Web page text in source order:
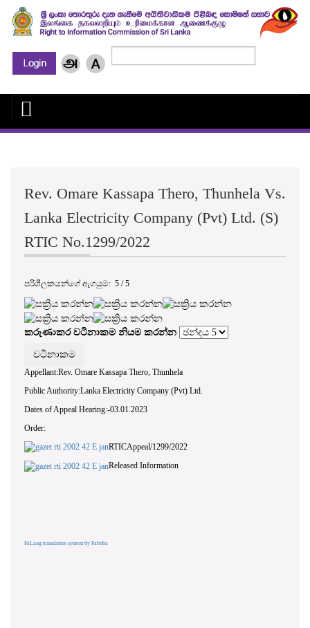
Rev. Omare Kassapa Thero, Thunhela Vs.
Lanka Electricity Company (Pvt) Ltd. (S)
RTIC No.1299/2022
පරිශීලකයන්ගේ ඇගයුම: 5 /5
කරුණාකර වටිනාකම නියම කරන්න
Appellant:Rev. Omare Kassapa Thero, Thunhela
Public Authority:Lanka Electricity Company (Pvt) Ltd.
Dates of Appeal Hearing:-03.01.2023
Order:
RTICAppeal/1299/2022
Released Information
FaLang translation system by Faboba